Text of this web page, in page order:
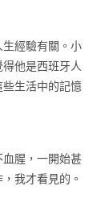
經驗有關。小
他是西班牙人
生活中的記憶
腥，一開始甚
我才看見的。